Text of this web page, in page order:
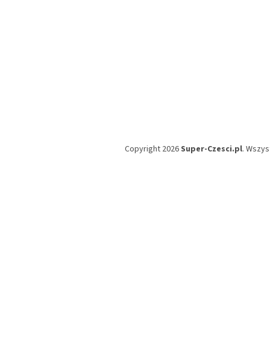
Copyright 2026Super-Czesci.pl.